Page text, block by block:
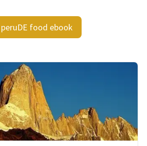
peruDE food ebook